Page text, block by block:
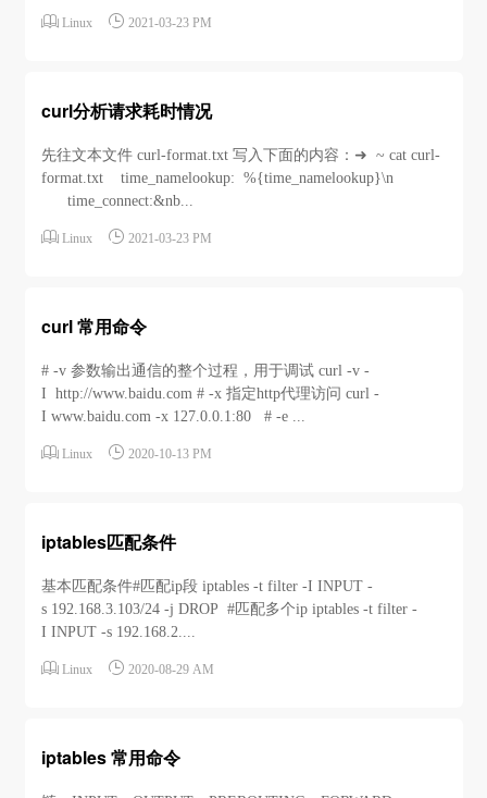
i "s|enabled=1|enabled=0|g" /etc/yum/pluginconf.d/fastestmirror...
 Linux  2021-03-23 PM
curl分析请求耗时情况
先往文本文件 curl-format.txt 写入下面的内容：➜ ~ cat curl-
format.txt time_namelookup: %{time_namelookup}\n
time_connect:&nb...
 Linux  2021-03-23 PM
curl 常用命令
# -v 参数输出通信的整个过程，用于调试 curl -v -
I http://www.baidu.com # -x 指定http代理访问 curl -
I www.baidu.com -x 127.0.0.1:80 # -e ...
 Linux  2020-10-13 PM
iptables匹配条件
基本匹配条件#匹配ip段 iptables -t filter -I INPUT -
s 192.168.3.103/24 -j DROP #匹配多个ip iptables -t filter -
I INPUT -s 192.168.2....
 Linux  2020-08-29 AM
iptables 常用命令